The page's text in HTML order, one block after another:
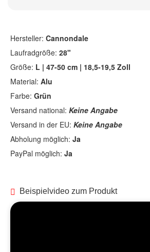
Hersteller: Cannondale
Laufradgröße: 28"
Größe: L | 47-50 cm | 18,5-19,5 Zoll
Material: Alu
Farbe: Grün
Versand national: Keine Angabe
Versand in der EU: Keine Angabe
Abholung möglich: Ja
PayPal möglich: Ja
Beispielvideo zum Produkt